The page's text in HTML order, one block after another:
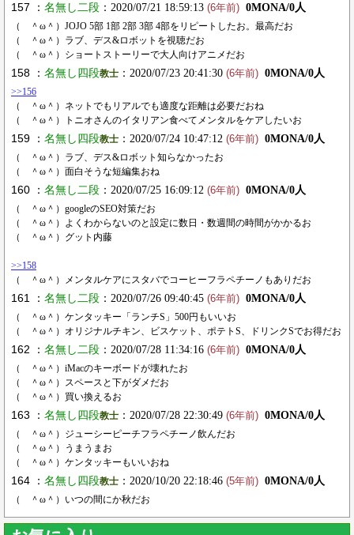
157 ： 名無し二段 ：2020/07/21 18:59:13 (6年前) 0MONA/0人
（ ＾ω＾）JOJO 5部 1部 2部 3部 4部をリピートしたお。最高だお
（ ＾ω＾）ラブ、デス&ロボットを視聴だお
（ ＾ω＾）ショートストーリーで大人向けアニメだお
158 ： 名無し四段教士 ：2020/07/23 20:41:30 (6年前) 0MONA/0人
>>156
（ ＾ω＾）ネットでもリアルでも適度な距離は必要だおね
（ ＾ω＾）トニオさんのイタリアン食べてメンタルをケアしたいお
159 ： 名無し四段教士 ：2020/07/24 10:47:12 (6年前) 0MONA/0人
（ ＾ω＾）ラブ、デス&ロボット知らなかったお
（ ＾ω＾）面白そうな短編集おね
160 ： 名無し二段 ：2020/07/25 16:09:12 (6年前) 0MONA/0人
（ ＾ω＾）googleのSEO対策だお
（ ＾ω＾）よくわからないのと設定に数日・数週間の時間がかかるお
（ ＾ω＾）グット内藤
>>158
（ ＾ω＾）メンタルケアにスタバでコーヒーフラペチーノもありだお
161 ： 名無し二段 ：2020/07/26 09:40:45 (6年前) 0MONA/0人
（ ＾ω＾）ケンタッキー「ランチS」500円もいいお
（ ＾ω＾）オリジナルチキン、ビスケット、ポテトS、ドリンクSでお得だお
162 ： 名無し二段 ：2020/07/28 11:34:16 (6年前) 0MONA/0人
（ ＾ω＾）iMacのキーボードが壊れたお
（ ＾ω＾）スペースと下がダメだお
（ ＾ω＾）買い換えるお
163 ： 名無し四段教士 ：2020/07/28 22:30:49 (6年前) 0MONA/0人
（ ＾ω＾）ジューシーピーチフラペチーノ飲んだお
（ ＾ω＾）うまうまお
（ ＾ω＾）ケンタッキーもいいおね
164 ： 名無し四段教士 ：2020/10/20 22:18:46 (5年前) 0MONA/0人
（ ＾ω＾）いつの間にか秋だお